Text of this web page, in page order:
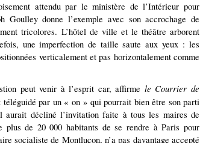
attendu par le ministère de l’Intérieur pour
donne l’exemple avec son accrochage de
tricolores. L’hôtel de ville et le théâtre arborent
une imperfection de taille saute aux yeux : les
verticalement et pas horizontalement comme
peut venir à l’esprit car, affirme le Courrier de
par un « on » qui pourrait bien être son parti
aurait décliné l’invitation faite à tous les maires de
plus de 20 000 habitants de se rendre à Paris pour
socialiste de Montluçon, n’a pas davantage accepté